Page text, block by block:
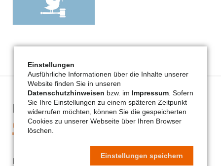
Infos & Kontaktdaten der
Organisation
Der Jesuiten-Flüchtlingsdienst engagiert sich seit
Einstellungen
Ausführliche Informationen über die Inhalte unserer
Website finden Sie in unseren
Datenschutzhinweisen bzw. im Impressum . Sofern
Sie Ihre Einstellungen zu einem späteren Zeitpunkt
widerrufen möchten, können Sie die gespeicherten
Cookies zu unserer Webseite über Ihren Browser
löschen.
Einstellungen speichern